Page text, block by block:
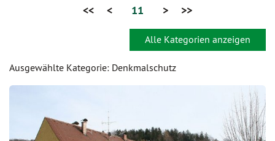
<< < 11 > >>
Alle Kategorien anzeigen
Ausgewählte Kategorie: Denkmalschutz